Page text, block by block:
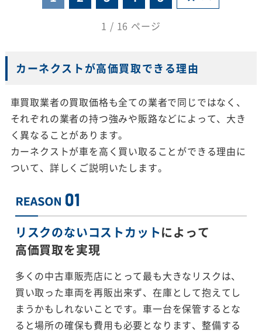
1 / 16 ページ
カーネクストが高価買取できる理由
車買取業者の買取価格も全ての業者で同じではなく、
それぞれの業者の持つ強みや販路などによって、大き
く異なることがあります。
カーネクストが車を高く買い取ることができる理由に
ついて、詳しくご説明いたします。
リスクのないコストカットによって
高価買取を実現
多くの中古車販売店にとって最も大きなリスクは、
買い取った車両を再販出来ず、在庫として抱えてし
まうかもしれないことです。車一台を保管するとな
ると場所の確保も費用も必要となります、整備する